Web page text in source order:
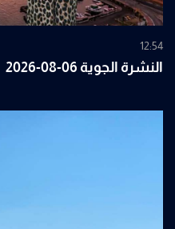
12:54
النشرة الجوية 06-08-2026